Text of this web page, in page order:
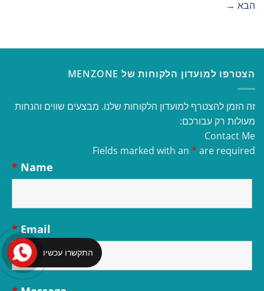
הבא →
הצטרפו למועדון הלקוחות של MENZONE
זה הזמן להצטרף למועדון הלקוחות שלנו. מבצעים שווים והנחות
מעולות רק עבורכם:
Contact Me
Fields marked with an * are required
Name
*
Email
*
התקשרו עכשיו